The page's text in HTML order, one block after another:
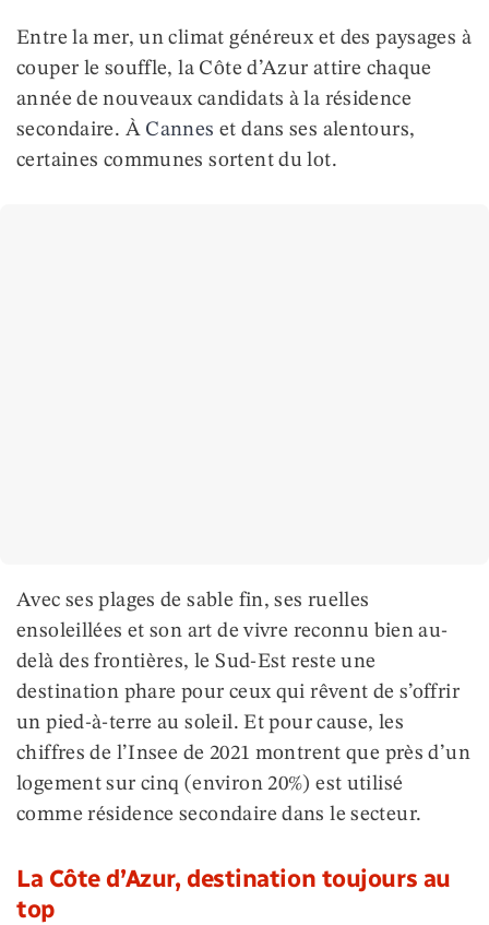
Entre la mer, un climat généreux et des paysages à
couper le souffle, la Côte d’Azur attire chaque
année de nouveaux candidats à la résidence
secondaire. À Cannes et dans ses alentours,
certaines communes sortent du lot.
Avec ses plages de sable fin, ses ruelles
ensoleillées et son art de vivre reconnu bien au-
delà des frontières, le Sud-Est reste une
destination phare pour ceux qui rêvent de s’offrir
un pied-à-terre au soleil. Et pour cause, les
chiffres de l’Insee de 2021 montrent que près d’un
logement sur cinq (environ 20%) est utilisé
comme résidence secondaire dans le secteur.
La Côte d’Azur, destination toujours au
top